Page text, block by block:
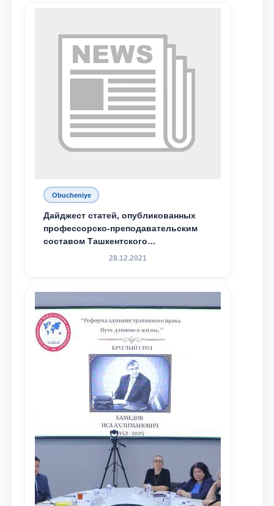
Obucheniye
Дайджест статей, опубликованных
профессорско-преподавательским
составом Ташкентского
государственного юридического
доведения до международного
сообщества результатов реформ и
исследований в сфере
противодействия коррупции
28.12.2021